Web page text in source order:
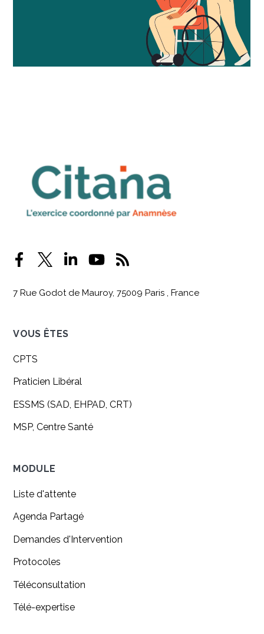
7 Rue Godot de Mauroy, 75009 Paris , France
VOUS ÊTES
CPTS
Praticien Libéral
ESSMS (SAD, EHPAD, CRT)
MSP, Centre Santé
MODULE
Liste d'attente
Agenda Partagé
Demandes d'Intervention
Protocoles
Téléconsultation
Télé-expertise